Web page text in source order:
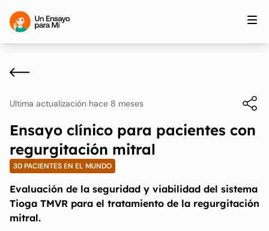
Ultima actualización hace 8 meses
Ensayo clínico para pacientes con
regurgitación mitral
30 PACIENTES EN EL MUNDO
Evaluación de la seguridad y viabilidad del sistema
Tioga TMVR para el tratamiento de la regurgitación
mitral.